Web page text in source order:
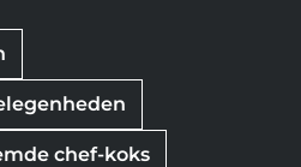
chef-koks